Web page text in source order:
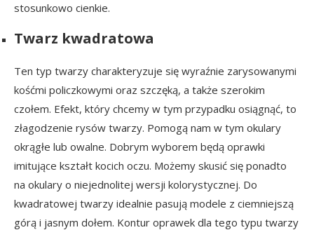
stosunkowo cienkie.
Twarz kwadratowa
Ten typ twarzy charakteryzuje się wyraźnie zarysowanymi
kośćmi policzkowymi oraz szczęką, a także szerokim
czołem. Efekt, który chcemy w tym przypadku osiągnąć, to
złagodzenie rysów twarzy. Pomogą nam w tym okulary
okrągłe lub owalne. Dobrym wyborem będą oprawki
imitujące kształt kocich oczu. Możemy skusić się ponadto
na okulary o niejednolitej wersji kolorystycznej. Do
kwadratowej twarzy idealnie pasują modele z ciemniejszą
górą i jasnym dołem. Kontur oprawek dla tego typu twarzy